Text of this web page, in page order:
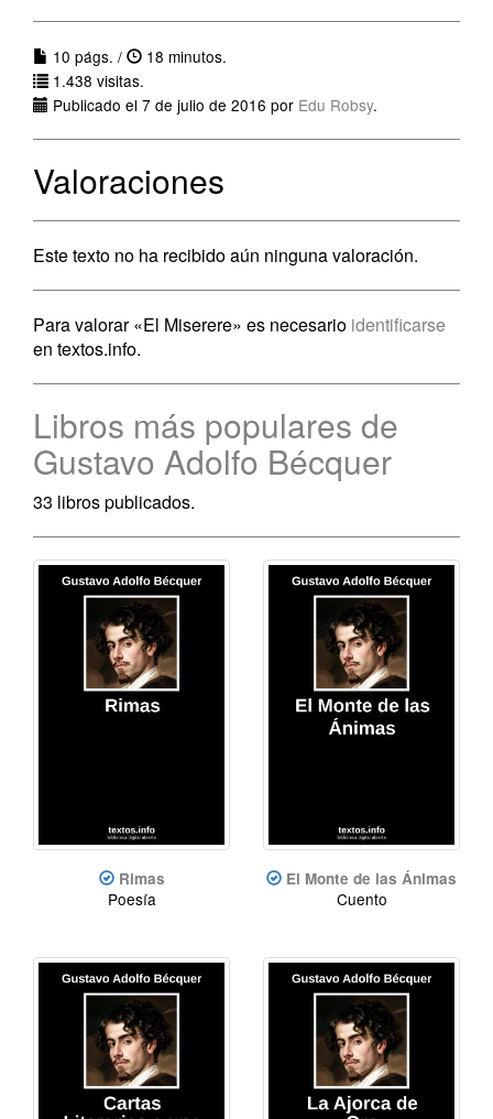
10 págs. /
18 minutos.
1.438 visitas.
Publicado el 7 de julio de 2016 por Edu Robsy.
Valoraciones
Este texto no ha recibido aún ninguna valoración.
Para valorar «El Miserere» es necesario identificarse
en textos.info.
Libros más populares de
Gustavo Adolfo Bécquer
33 libros publicados.
Rimas
Poesía
El Monte de las Ánimas
Cuento